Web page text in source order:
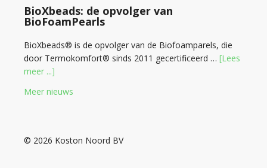
BioXbeads: de opvolger van
BioFoamPearls
BioXbeads® is de opvolger van de Biofoamparels, die
door Termokomfort® sinds 2011 gecertificeerd … [Lees
meer ...]
Meer nieuws
© 2026 Koston Noord BV